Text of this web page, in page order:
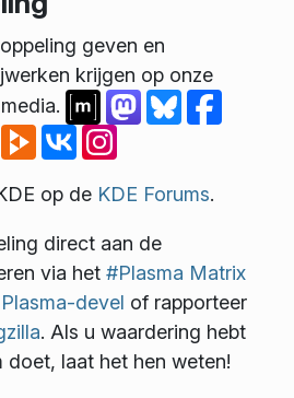
geven en
krijgen op onze
op de KDE Forums.
direct aan de
via het #Plasma Matrix
devel of rapporteer
. Als u waardering hebt
laat het hen weten!